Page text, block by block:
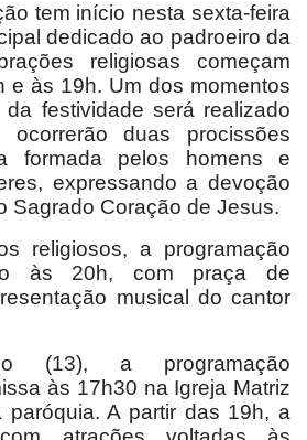
tem início nesta sexta-feira
dedicado ao padroeiro da
religiosas começam
e às 19h. Um dos momentos
festividade será realizado
duas procissões
formada pelos homens e
expressando a devoção
Sagrado Coração de Jesus.
religiosos, a programação
às 20h, com praça de
musical do cantor
(13), a programação
às 17h30 na Igreja Matriz
A partir das 19h, a